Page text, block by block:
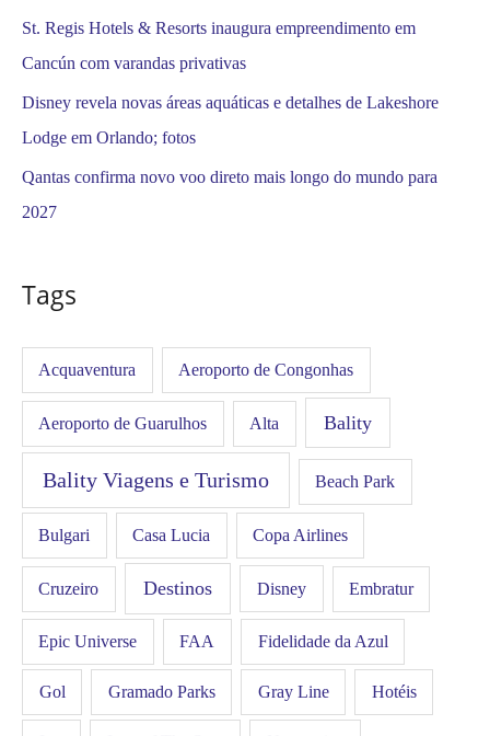
St. Regis Hotels & Resorts inaugura empreendimento em
Cancún com varandas privativas
Disney revela novas áreas aquáticas e detalhes de Lakeshore
Lodge em Orlando; fotos
Qantas confirma novo voo direto mais longo do mundo para
2027
Tags
Acquaventura Aeroporto de Congonhas
Aeroporto de Guarulhos Alta Bality
Bality Viagens e Turismo Beach Park
Bulgari Casa Lucia Copa Airlines
Cruzeiro Destinos Disney Embratur
Epic Universe FAA Fidelidade da Azul
Gol Gramado Parks Gray Line Hotéis